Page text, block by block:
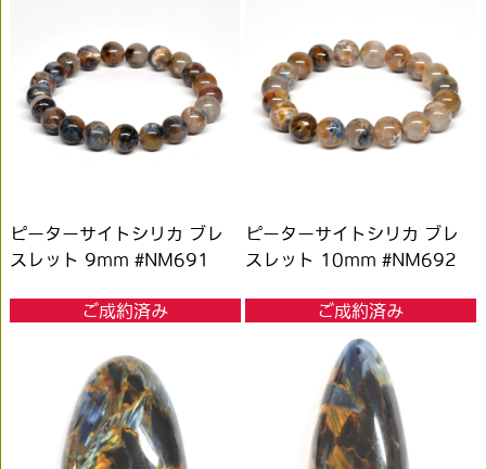
ピーターサイトシリカ ブレ
スレット 9mm #NM691
ご成約済み
ピーターサイトシリカ ブレ
スレット 10mm #NM692
ご成約済み